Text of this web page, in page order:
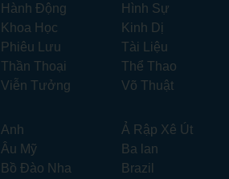
Hành Động
Hình Sự
Khoa Học
Kinh Dị
Phiêu Lưu
Tài Liệu
Thần Thoại
Thể Thao
Viễn Tưởng Võ Thuật
Anh
Ả Rập Xê Út
Âu Mỹ
Ba lan
Bồ Đào Nha
Brazil